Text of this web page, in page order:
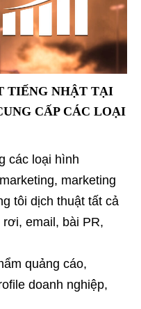
TIẾNG NHẬT TẠI
CẤP CÁC LOẠI
các loại hình
marketing
tôi dịch thuật tất cả
email, bài PR,
quảng cáo,
doanh nghiệp,